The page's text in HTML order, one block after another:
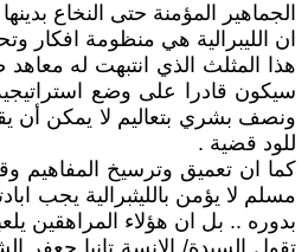
الجماهير المؤمنة حتى النخاع
ان الليبرالية هي منظومة افكار
هذا المثلث الذي انتبهت له
سيكون قادرا على وضع
ونصف بشري بتعاليم لا يمكن أن
للود قضية .
كما ان تعميق وترسيخ المفاهيم
مسلم لا يؤمن بالليثبرالية يجب
بدوره .. بل ان هؤلاء المراهقين